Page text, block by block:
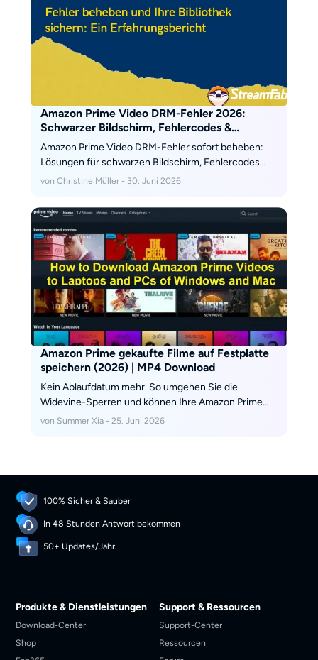
Amazon Prime Video DRM-Fehler 2026:
Schwarzer Bildschirm, Fehlercodes &
dauerhafte Lösung
Amazon Prime Video DRM-Fehler sofort beheben:
Lösungen für schwarzen Bildschirm, Fehlercodes
(3563, 2003), "drm scheme not supported" und wie
von Christine Müller - 30. Juni 2026
Amazon Prime gekaufte Filme auf Festplatte
speichern (2026) | MP4 Download
Kein Ablaufdatum mehr. So umgehen Sie die
Widevine-Sperren und können Ihre Amazon Prime
gekaufte Filme auf Festplatte speichern, um sie in
von Summer Xia - 25. Juni 2026
100% Sicher & Sauber
In 48 Stunden Antwort bekommen
50+ Updates/Jahr
Produkte & Dienstleistungen
Download-Center
Shop
Support & Ressourcen
Support-Center
Ressourcen